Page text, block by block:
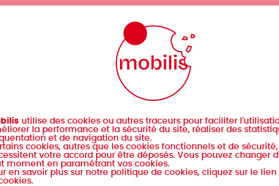
de collection, agent
Remove selection
Graphiste, maquettiste
Remove selection
Enlumineur, calligraphe
Remove selection
de presse
Remove selection
Comédien, artiste, conteur
utilise des cookies ou autres traceurs pour faciliter
la performance et la sécurité du site, réaliser des
et de navigation du site.
cookies, autres que les cookies fonctionnels et de sécurité,
votre accord pour être déposés. Vous pouvez changer
moment en paramétrant vos cookies.
en savoir plus sur notre politique de cookies, cliquez sur le